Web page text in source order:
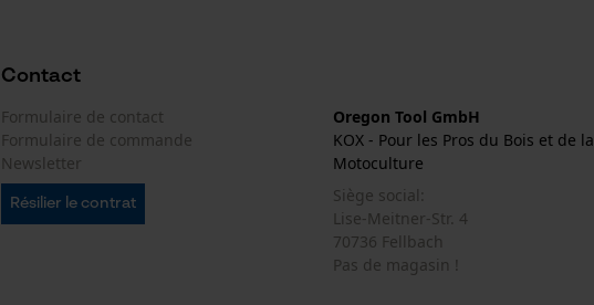
Contact
Formulaire de contact
Formulaire de commande
Newsletter
Résilier le contrat
Oregon Tool GmbH
KOX - Pour les Pros du Bois et de la
Motoculture
Siège social:
Lise-Meitner-Str. 4
70736 Fellbach
Pas de magasin !
Loop54 Personalization
Page d'accueil personnalisée
Panier sauvegardé